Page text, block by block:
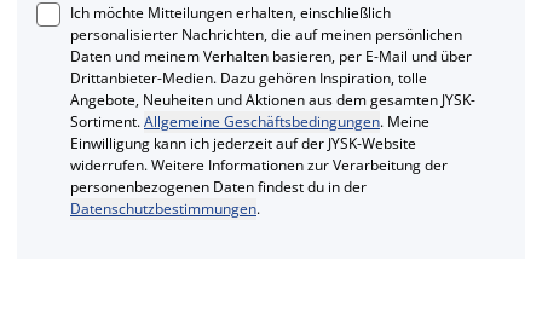
Ich möchte Mitteilungen erhalten, einschließlich
personalisierter Nachrichten, die auf meinen persönlichen
Daten und meinem Verhalten basieren, per E-Mail und über
Drittanbieter-Medien. Dazu gehören Inspiration, tolle
Angebote, Neuheiten und Aktionen aus dem gesamten JYSK-
Sortiment.Allgemeine Geschäftsbedingungen. Meine
Einwilligung kann ich jederzeit auf der JYSK-Website
widerrufen. Weitere Informationen zur Verarbeitung der
personenbezogenen Daten findest du in der
Datenschutzbestimmungen.